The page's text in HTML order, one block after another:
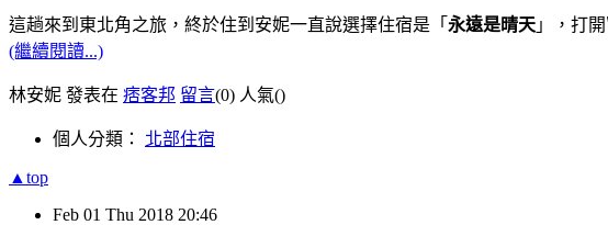
這趟來到東北角之旅，終於住到安妮一直說選擇住宿是「 永遠是晴天 」，打
(繼續閱讀...)
林安妮 發表在 痞客邦 留言(0) 人氣()
個人分類： 北部住宿
▲top
Feb 01 Thu 2018 20:46